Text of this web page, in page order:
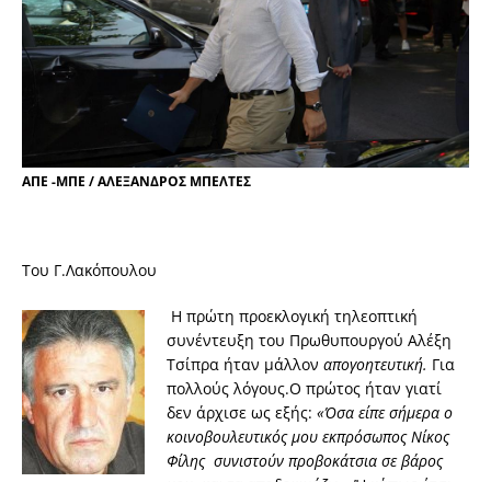
ΑΠΕ -ΜΠΕ / ΑΛΕΞΑΝΔΡΟΣ ΜΠΕΛΤΕΣ
Του Γ.Λακόπουλου
Η πρώτη προεκλογική τηλεοπτική
συνέντευξη του Πρωθυπουργού Αλέξη
Τσίπρα ήταν μάλλον απογοητευτική. Για
πολλούς λόγους.Ο πρώτος ήταν γιατί
δεν άρχισε ως εξής: «Όσα είπε σήμερα ο
κοινοβουλευτικός μου εκπρόσωπος Νίκος
Φίλης συνιστούν προβοκάτσια σε βάρος